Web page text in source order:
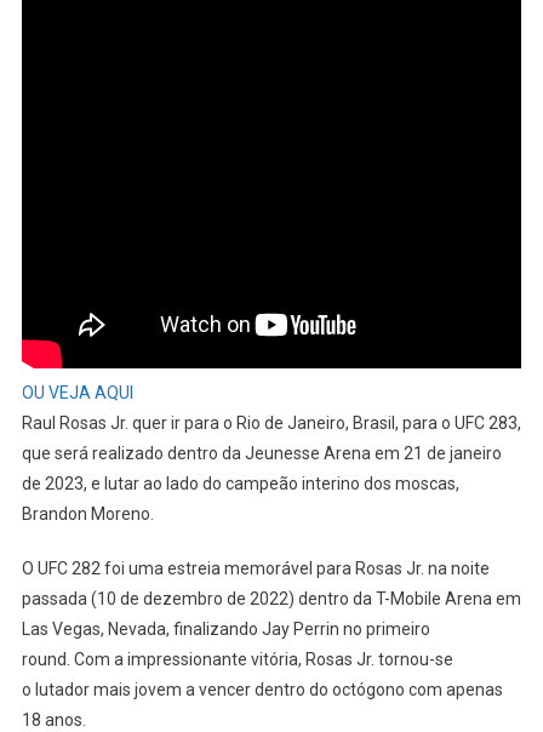
OU VEJA AQUI
Raul Rosas Jr. quer ir para o Rio de Janeiro, Brasil, para o UFC 283,
que será realizado dentro da Jeunesse Arena em 21 de janeiro
de 2023, e lutar ao lado do campeão interino dos moscas,
Brandon Moreno.
O UFC 282 foi uma estreia memorável para Rosas Jr. na noite
passada (10 de dezembro de 2022) dentro da T-Mobile Arena em
Las Vegas, Nevada, finalizando Jay Perrin no primeiro
round. Com a impressionante vitória, Rosas Jr. tornou-se
o lutador mais jovem a vencer dentro do octógono com apenas
18 anos.